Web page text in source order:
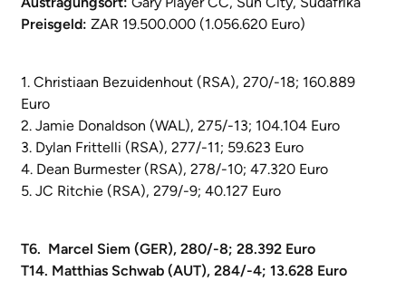
Preisgeld: ZAR 19.500.000 (1.056.620 Euro)
1. Christiaan Bezuidenhout (RSA), 270/-18; 160.889
Euro
2. Jamie Donaldson (WAL), 275/-13; 104.104 Euro
3. Dylan Frittelli (RSA), 277/-11; 59.623 Euro
4. Dean Burmester (RSA), 278/-10; 47.320 Euro
5. JC Ritchie (RSA), 279/-9; 40.127 Euro
T6. Marcel Siem (GER), 280/-8; 28.392 Euro
T14. Matthias Schwab (AUT), 284/-4; 13.628 Euro